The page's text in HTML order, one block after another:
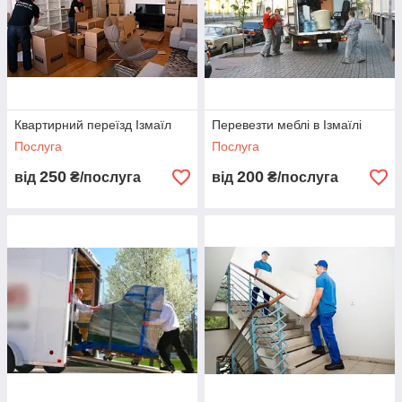
Перевезення негабаритних та небезпечних
вантажів. Для цього ми надамо спеціальний
вантажний транспорт, який буде оснащений
спеціальними кріпленнями.
Миперевозимо швидкопсувну продукціюпо
вантажним об'ємом.
Перевезення
різного типу
вантажу;
Перевезення
меблів;
Перевезення
обладнання;
Перевезення
сільгосптехніки;
Квартирний переїзд Ізмаїл
Послуга
від 250 ₴/послуга
Перевезти меблі в Ізмаїлі
Послуга
від 200 ₴/послуга